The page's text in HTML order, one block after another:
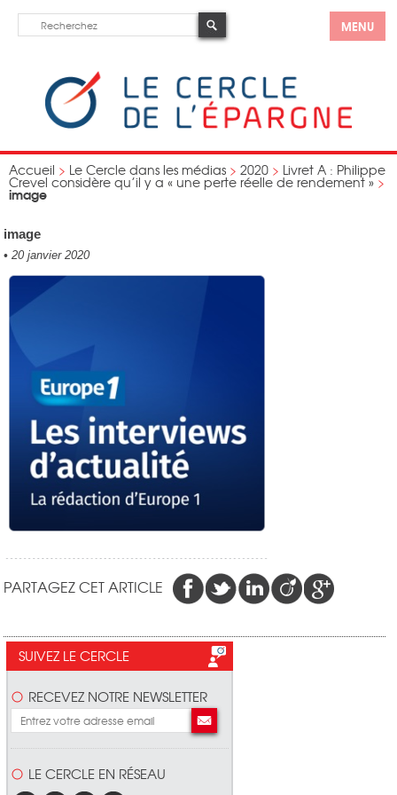
MENU
Accueil > Le Cercle dans les médias > 2020 > Livret A : Philippe
Crevel considère qu’il y a « une perte réelle de rendement » >
image
image
• 20 janvier 2020
PARTAGEZ CET ARTICLE
SUIVEZ LE CERCLE
RECEVEZ NOTRE NEWSLETTER
LE CERCLE EN RÉSEAU